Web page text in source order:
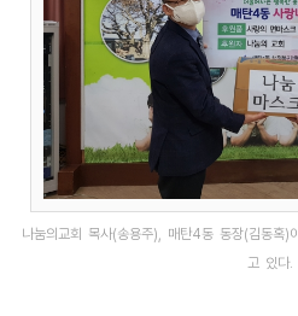
나눔의교회 목사(송용주), 매탄4동 동장(김동혹)
고 있다.